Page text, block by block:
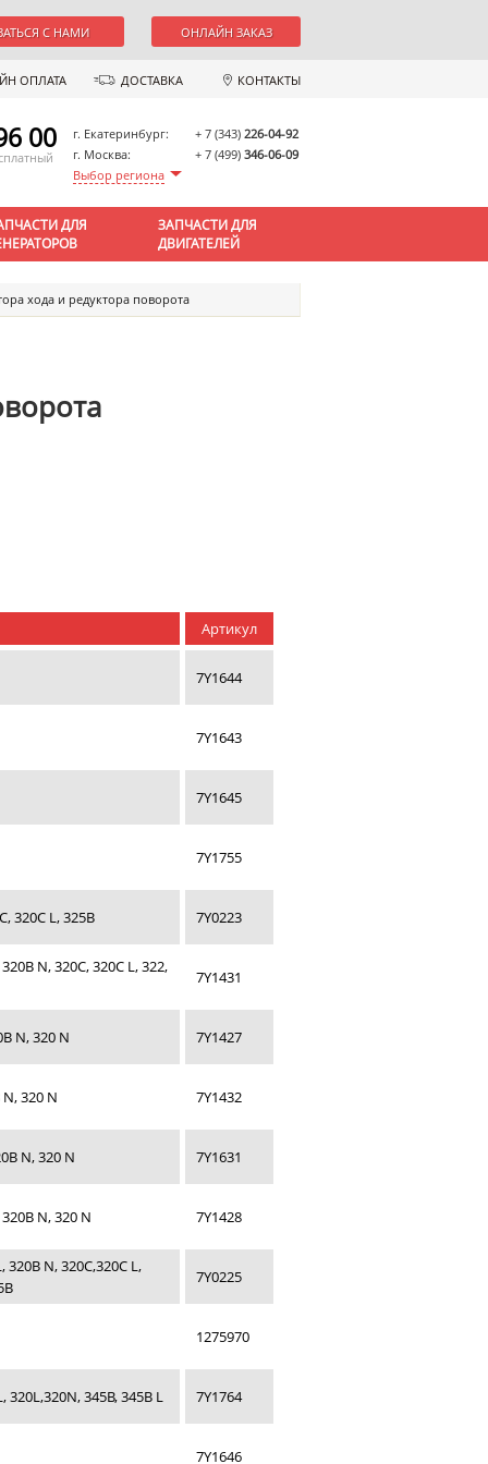
С НАМИ ОНЛАЙН ЗАКАЗ
ОПЛАТА ДОСТАВКА КОНТАКТЫ
г. Екатеринбург: + 7 (343) 226-04-92
г. Москва:
+ 7 (499) 346-06-09
Выбор региона
00
ДЛЯ
ЗАПЧАСТИ ДЛЯ
ДВИГАТЕЛЕЙ
хода и редуктора поворота
Артикул
7Y1644
7Y1643
7Y1645
7Y1755
320C L, 325B 7Y0223
N, 320C, 320C L, 322,
7Y1431
N, 320 N 7Y1427
320 N 7Y1432
N, 320 N 7Y1631
N, 320 N 7Y1428
320B N, 320C,320C L,
7Y0225
1275970
320L,320N, 345B, 345B L 7Y1764
7Y1646